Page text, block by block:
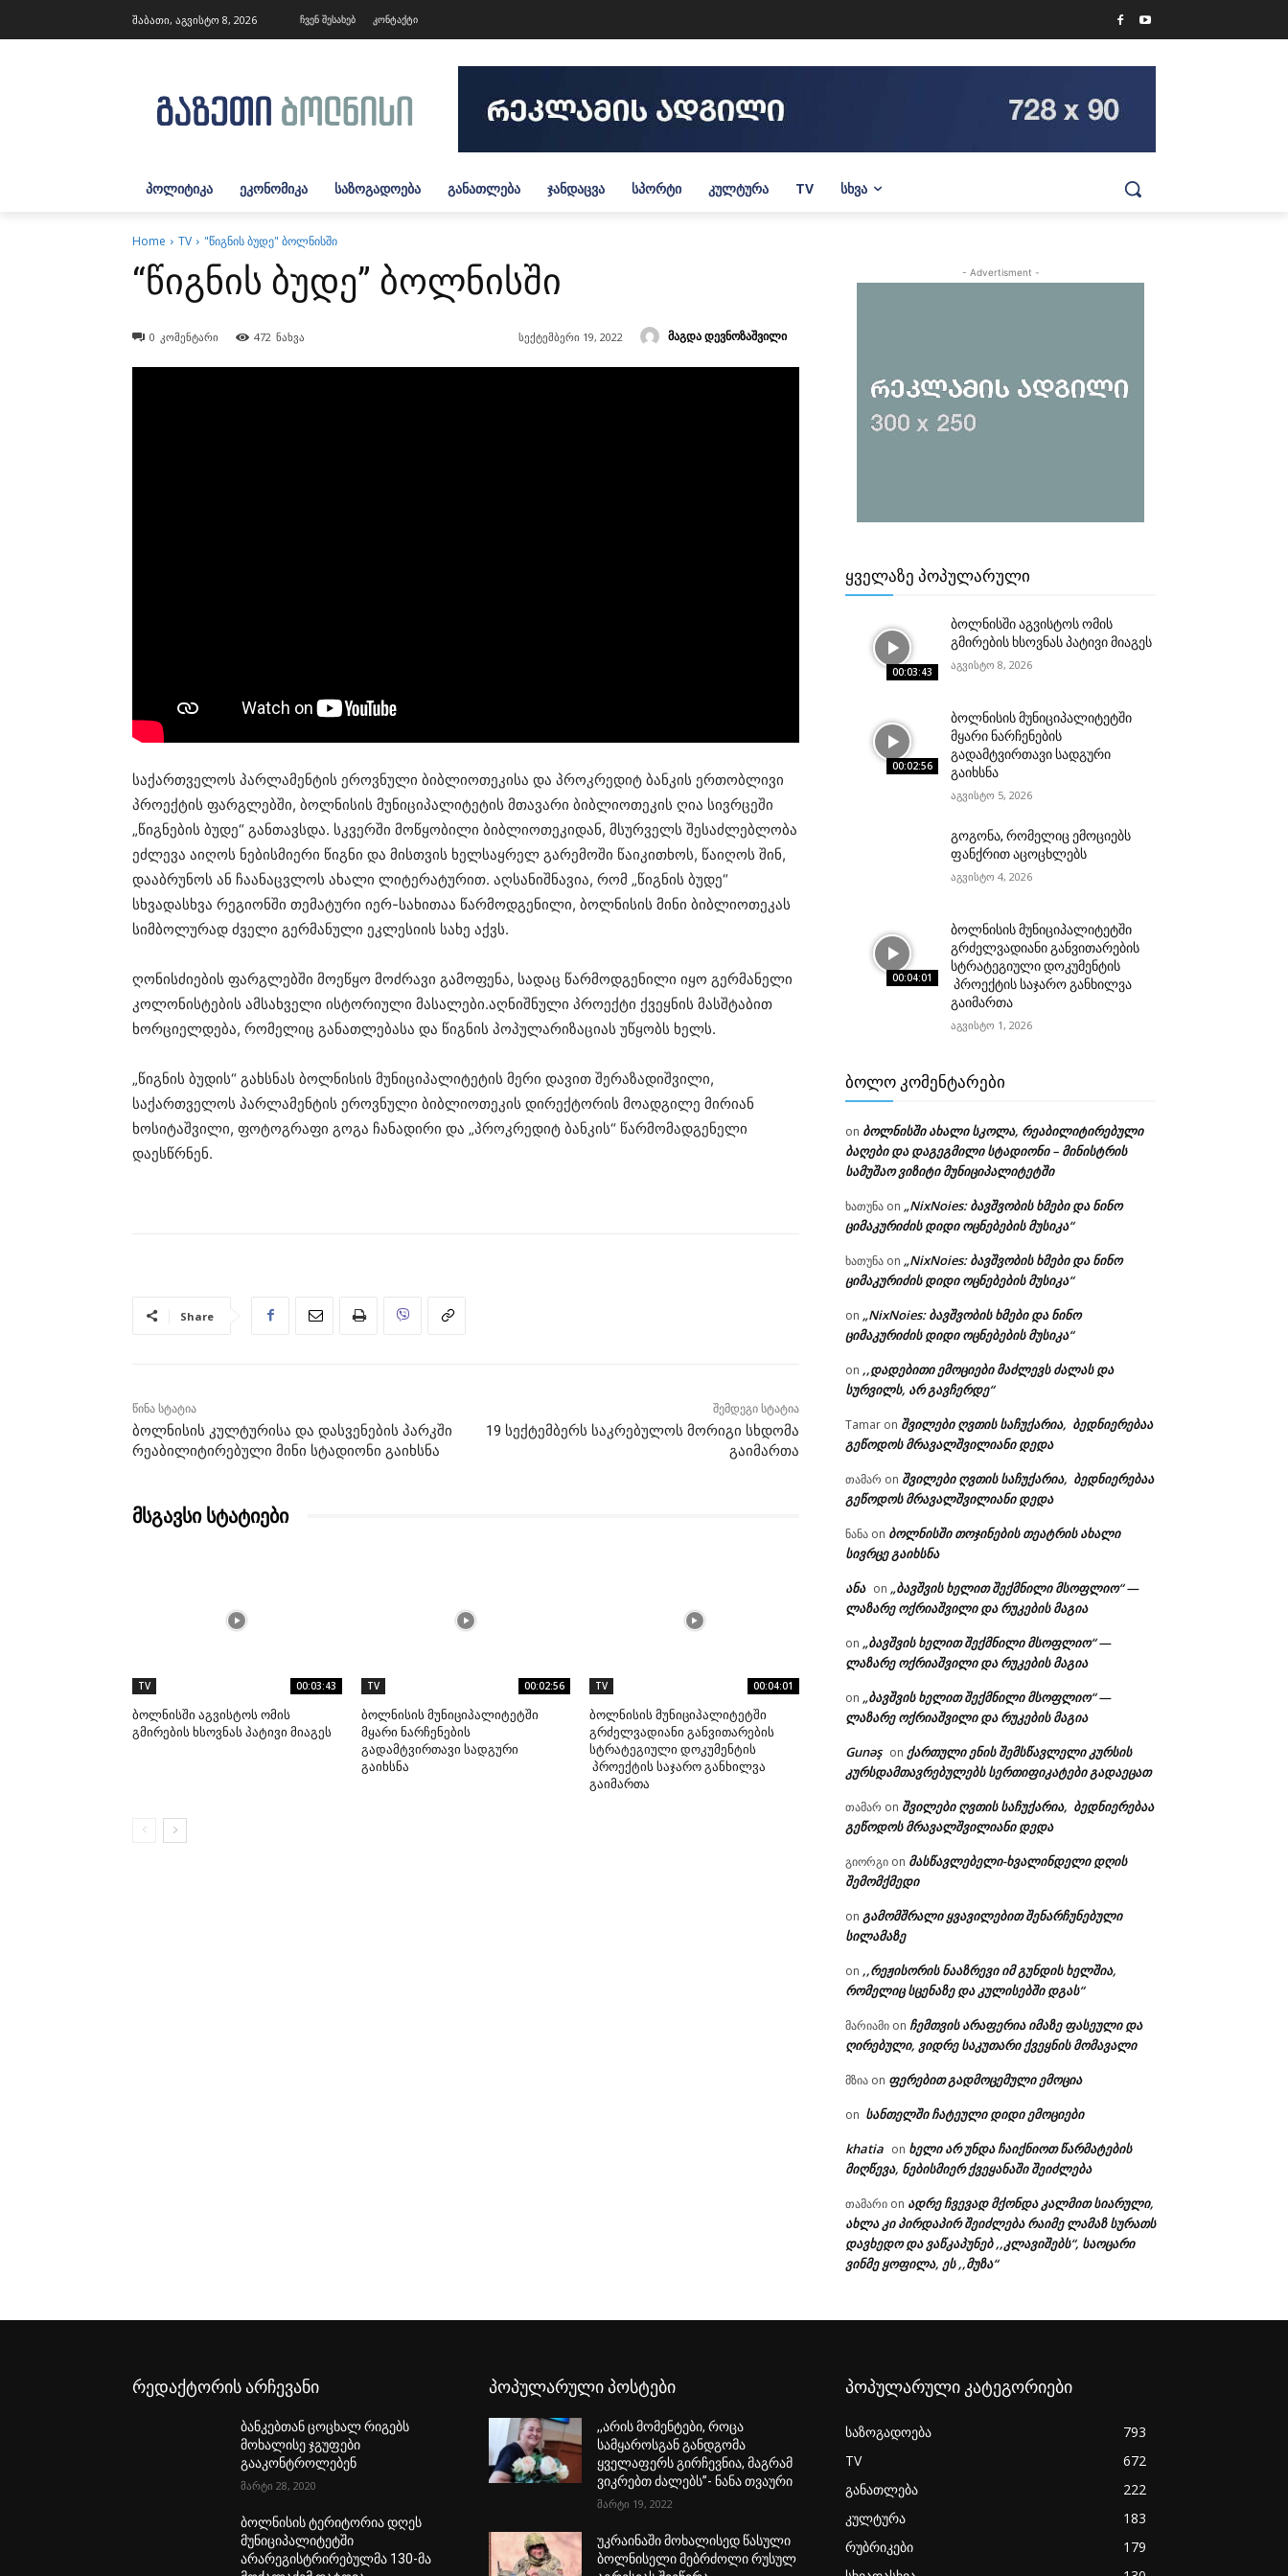
შაბათი, აგვისტო 8, 2026 ჩვენ შესახებ კონტაქტი
ᲞᲝᲚᲘᲢᲘᲙᲐ ᲔᲙᲝᲜᲝᲛᲘᲙᲐ ᲡᲐᲖᲝᲒᲐᲓᲝᲔᲑᲐ ᲒᲐᲜᲐᲗᲚᲔᲑᲐ ᲯᲐᲜᲓᲐᲪᲕᲐ ᲡᲞᲝᲠᲢᲘ ᲙᲣᲚᲢᲣᲠᲐ TV ᲡᲮᲕᲐ
Home TV "წიგნის ბუდე" ბოლნისში
“წიგნის ბუდე” ბოლნისში
მაგდა დევნოზაშვილი
სექტემბერი 19, 2022
0 კომენტარი 472 ნახვა
საქართველოს პარლამენტის ეროვნული ბიბლიოთეკისა და პროკრედიტ ბანკის ერთობლივი
პროექტის ფარგლებში, ბოლნისის მუნიციპალიტეტის მთავარი ბიბლიოთეკის ღია სივრცეში
„წიგნების ბუდე“ განთავსდა. სკვერში მოწყობილი ბიბლიოთეკიდან, მსურველს შესაძლებლობა
ეძლევა აიღოს ნებისმიერი წიგნი და მისთვის ხელსაყრელ გარემოში წაიკითხოს, წაიღოს შინ,
დააბრუნოს ან ჩაანაცვლოს ახალი ლიტერატურით. აღსანიშნავია, რომ „წიგნის ბუდე“
სხვადასხვა რეგიონში თემატური იერ-სახითაა წარმოდგენილი, ბოლნისის მინი ბიბლიოთეკას
სიმბოლურად ძველი გერმანული ეკლესიის სახე აქვს.
ღონისძიების ფარგლებში მოეწყო მოძრავი გამოფენა, სადაც წარმოდგენილი იყო გერმანელი
კოლონისტების ამსახველი ისტორიული მასალები.აღნიშნული პროექტი ქვეყნის მასშტაბით
ხორციელდება, რომელიც განათლებასა და წიგნის პოპულარიზაციას უწყობს ხელს.
„წიგნის ბუდის“ გახსნას ბოლნისის მუნიციპალიტეტის მერი დავით შერაზადიშვილი,
საქართველოს პარლამენტის ეროვნული ბიბლიოთეკის დირექტორის მოადგილე მირიან
ხოსიტაშვილი, ფოტოგრაფი გოგა ჩანადირი და „პროკრედიტ ბანკის“ წარმომადგენელი
დაესწრნენ.
Share
წინა სტატია
ბოლნისის კულტურისა და დასვენების პარკში
რეაბილიტირებული მინი სტადიონი გაიხსნა
შემდეგი სტატია
19 სექტემბერს საკრებულოს მორიგი სხდომა
გაიმართა
მსგავსი სტატიები
TV 00:03:43
ბოლნისში აგვისტოს ომის
გმირების ხსოვნას პატივი მიაგეს
TV 00:02:56
ბოლნისის მუნიციპალიტეტში
მყარი ნარჩენების
გადამტვირთავი სადგური
გაიხსნა
TV 00:04:01
ბოლნისის მუნიციპალიტეტში
გრძელვადიანი განვითარების
სტრატეგიული დოკუმენტის
პროექტის საჯარო განხილვა
გაიმართა
- Advertisment -
ᲧᲕᲔᲚᲐᲖᲔ ᲞᲝᲞᲣᲚᲐᲠᲣᲚᲘ
00:03:43
ბოლნისში აგვისტოს ომის
გმირების ხსოვნას პატივი მიაგეს
აგვისტო 8, 2026
00:02:56
ბოლნისის მუნიციპალიტეტში
მყარი ნარჩენების
გადამტვირთავი სადგური
გაიხსნა
აგვისტო 5, 2026
გოგონა, რომელიც ემოციებს
ფანქრით აცოცხლებს
აგვისტო 4, 2026
00:04:01
ბოლნისის მუნიციპალიტეტში
გრძელვადიანი განვითარების
სტრატეგიული დოკუმენტის
პროექტის საჯარო განხილვა
გაიმართა
აგვისტო 1, 2026
ᲑᲝᲚᲝ ᲙᲝᲛᲔᲜᲢᲐᲠᲔᲑᲘ
on ბოლნისში ახალი სკოლა, რეაბილიტირებული
ბაღები და დაგეგმილი სტადიონი – მინისტრის
სამუშაო ვიზიტი მუნიციპალიტეტში
ხათუნა on „NixNoies: ბავშვობის ხმები და ნინო
ციმაკურიძის დიდი ოცნებების მუსიკა“
ხათუნა on „NixNoies: ბავშვობის ხმები და ნინო
ციმაკურიძის დიდი ოცნებების მუსიკა“
on „NixNoies: ბავშვობის ხმები და ნინო
ციმაკურიძის დიდი ოცნებების მუსიკა“
on ,,დადებითი ემოციები მაძლევს ძალას და
სურვილს, არ გავჩერდე“
Tamar on შვილები ღვთის საჩუქარია, ბედნიერებაა
გეწოდოს მრავალშვილიანი დედა
თამარ on შვილები ღვთის საჩუქარია, ბედნიერებაა
გეწოდოს მრავალშვილიანი დედა
ნანა on ბოლნისში თოჯინების თეატრის ახალი
სივრცე გაიხსნა
ანა on „ბავშვის ხელით შექმნილი მსოფლიო“ —
ლაზარე ოქრიაშვილი და რუკების მაგია
on „ბავშვის ხელით შექმნილი მსოფლიო“ —
ლაზარე ოქრიაშვილი და რუკების მაგია
on „ბავშვის ხელით შექმნილი მსოფლიო“ —
ლაზარე ოქრიაშვილი და რუკების მაგია
Gunəş on ქართული ენის შემსწავლელი კურსის
კურსდამთავრებულებს სერთიფიკატები გადაეცათ
თამარ on შვილები ღვთის საჩუქარია, ბედნიერებაა
გეწოდოს მრავალშვილიანი დედა
გიორგი on მასწავლებელი-ხვალინდელი დღის
შემომქმედი
on გამომშრალი ყვავილებით შენარჩუნებული
სილამაზე
on ,,რეჟისორის ნააზრევი იმ გუნდის ხელშია,
რომელიც სცენაზე და კულისებში დგას“
მარიამი on ჩემთვის არაფერია იმაზე ფასეული და
ღირებული, ვიდრე საკუთარი ქვეყნის მომავალი
მზია on ფერებით გადმოცემული ემოცია
on სანთელში ჩატეული დიდი ემოციები
khatia on ხელი არ უნდა ჩაიქნიოთ წარმატების
მიღწევა, ნებისმიერ ქვეყანაში შეიძლება
თამარი on ადრე ჩვევად მქონდა კალმით სიარული,
ახლა კი პირდაპირ შეიძლება რაიმე ლამაზ სურათს
დავხედო და ვაწკაპუნებ ,,კლავიშებს“, საოცარი
ვინმე ყოფილა, ეს ,,მუზა“
რედაქტორის არჩევანი
ბანკებთან ცოცხალ რიგებს
მოხალისე ჯგუფები
გააკონტროლებენ
მარტი 28, 2020
ბოლნისის ტერიტორია დღეს
მუნიციპალიტეტში
არარეგისტრირებულმა 130-მა
პოპულარული პოსტები
,,არის მომენტები, როცა
სამყაროსგან განდგომა
ყველაფერს გირჩევნია, მაგრამ
ვიკრებთ ძალებს”- ნანა თვაური
მარტი 19, 2022
უკრაინაში მოხალისედ წასული
ბოლნისელი მებრძოლი რუსულ
პოპულარული კატეგორიები
საზოგადოება
793
TV
672
განათლება
222
კულტურა
183
რუბრიკები
179